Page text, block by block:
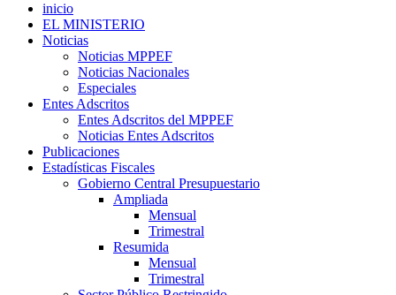
inicio
EL MINISTERIO
Noticias
Noticias MPPEF
Noticias Nacionales
Especiales
Entes Adscritos
Entes Adscritos del MPPEF
Noticias Entes Adscritos
Publicaciones
Estadísticas Fiscales
Gobierno Central Presupuestario
Ampliada
Mensual
Trimestral
Resumida
Mensual
Trimestral